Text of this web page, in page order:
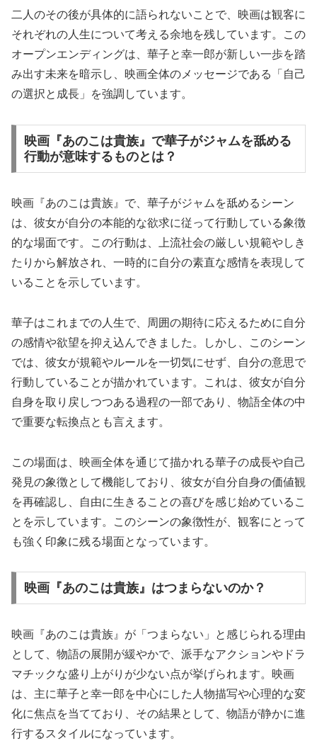
二人のその後が具体的に語られないことで、映画は観客に
それぞれの人生について考える余地を残しています。この
オープンエンディングは、華子と幸一郎が新しい一歩を踏
み出す未来を暗示し、映画全体のメッセージである「自己
の選択と成長」を強調しています。
映画『あのこは貴族』で華子がジャムを舐める
行動が意味するものとは？
映画『あのこは貴族』で、華子がジャムを舐めるシーン
は、彼女が自分の本能的な欲求に従って行動している象徴
的な場面です。この行動は、上流社会の厳しい規範やしき
たりから解放され、一時的に自分の素直な感情を表現して
いることを示しています。
華子はこれまでの人生で、周囲の期待に応えるために自分
の感情や欲望を抑え込んできました。しかし、このシーン
では、彼女が規範やルールを一切気にせず、自分の意思で
行動していることが描かれています。これは、彼女が自分
自身を取り戻しつつある過程の一部であり、物語全体の中
で重要な転換点とも言えます。
この場面は、映画全体を通じて描かれる華子の成長や自己
発見の象徴として機能しており、彼女が自分自身の価値観
を再確認し、自由に生きることの喜びを感じ始めているこ
とを示しています。このシーンの象徴性が、観客にとって
も強く印象に残る場面となっています。
映画『あのこは貴族』はつまらないのか？
映画『あのこは貴族』が「つまらない」と感じられる理由
として、物語の展開が緩やかで、派手なアクションやドラ
マチックな盛り上がりが少ない点が挙げられます。映画
は、主に華子と幸一郎を中心にした人物描写や心理的な変
化に焦点を当てており、その結果として、物語が静かに進
行するスタイルになっています。